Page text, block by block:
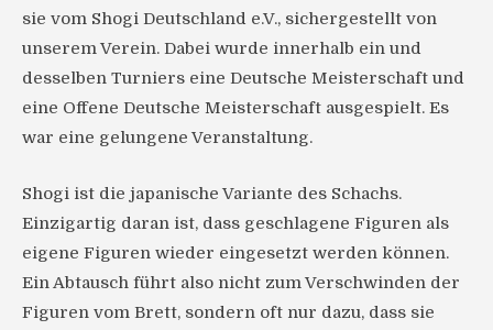
sie vom Shogi Deutschland e.V., sichergestellt von
unserem Verein. Dabei wurde innerhalb ein und
desselben Turniers eine Deutsche Meisterschaft und
eine Offene Deutsche Meisterschaft ausgespielt. Es
war eine gelungene Veranstaltung.
Shogi ist die japanische Variante des Schachs.
Einzigartig daran ist, dass geschlagene Figuren als
eigene Figuren wieder eingesetzt werden können.
Ein Abtausch führt also nicht zum Verschwinden der
Figuren vom Brett, sondern oft nur dazu, dass sie